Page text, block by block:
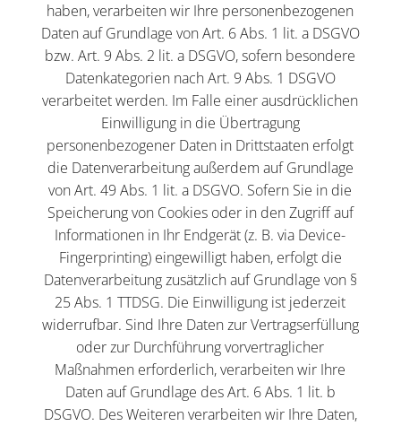
haben, verarbeiten wir Ihre personenbezogenen
Daten auf Grundlage von Art. 6 Abs. 1 lit. a DSGVO
bzw. Art. 9 Abs. 2 lit. a DSGVO, sofern besondere
Datenkategorien nach Art. 9 Abs. 1 DSGVO
verarbeitet werden. Im Falle einer ausdrücklichen
Einwilligung in die Übertragung
personenbezogener Daten in Drittstaaten erfolgt
die Datenverarbeitung außerdem auf Grundlage
von Art. 49 Abs. 1 lit. a DSGVO. Sofern Sie in die
Speicherung von Cookies oder in den Zugriff auf
Informationen in Ihr Endgerät (z. B. via Device-
Fingerprinting) eingewilligt haben, erfolgt die
Datenverarbeitung zusätzlich auf Grundlage von §
25 Abs. 1 TTDSG. Die Einwilligung ist jederzeit
widerrufbar. Sind Ihre Daten zur Vertragserfüllung
oder zur Durchführung vorvertraglicher
Maßnahmen erforderlich, verarbeiten wir Ihre
Daten auf Grundlage des Art. 6 Abs. 1 lit. b
DSGVO. Des Weiteren verarbeiten wir Ihre Daten,